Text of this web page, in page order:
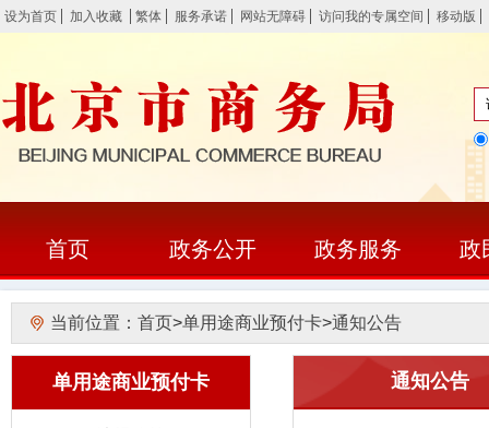
设为首页 加入收藏 繁体 服务承诺 网站无障碍 访问我的专属空间 移动版
首页 政务公开 政务服务 政
当前位置： 首页>单用途商业预付卡>通知公告
单用途商业预付卡 通知公告